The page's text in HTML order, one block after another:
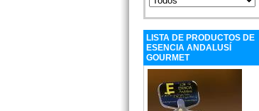
LISTA DE PRODUCTOS DE
ESENCIA ANDALUSÍ
GOURMET